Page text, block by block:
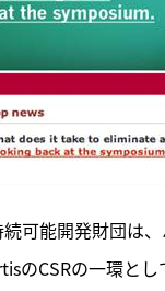
可能開発財団は
のCSRの一環と